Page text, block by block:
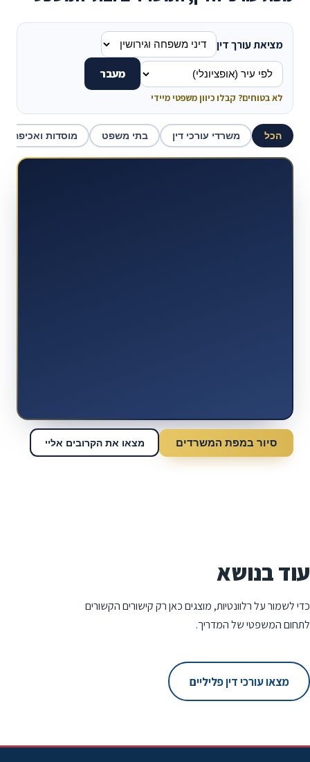
מציאת עורך דין
מעבר
לא בטוחים? קבלו כיוון משפטי מיידי
הכל משרדי עורכי דין בתי משפט מוסדות ואכיפה
סיור במפת המשרדים מצאו את הקרובים אליי
עוד בנושא
כדי לשמור על רלוונטיות, מוצגים כאן רק קישורים הקשורים
לתחום המשפטי של המדריך.
מצאו עורכי דין פליליים